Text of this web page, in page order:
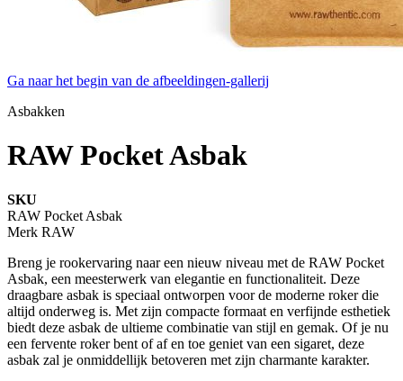
Ga naar het begin van de afbeeldingen-gallerij
Asbakken
RAW Pocket Asbak
SKU
RAW Pocket Asbak
Merk RAW
Breng je rookervaring naar een nieuw niveau met de RAW Pocket
Asbak, een meesterwerk van elegantie en functionaliteit. Deze
draagbare asbak is speciaal ontworpen voor de moderne roker die
altijd onderweg is. Met zijn compacte formaat en verfijnde esthetiek
biedt deze asbak de ultieme combinatie van stijl en gemak. Of je nu
een fervente roker bent of af en toe geniet van een sigaret, deze
asbak zal je onmiddellijk betoveren met zijn charmante karakter.